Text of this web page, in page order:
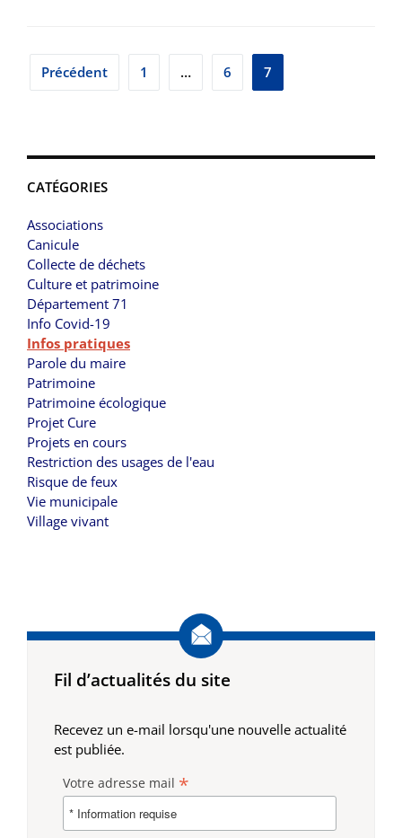
CATÉGORIES
Associations
Canicule
Collecte de déchets
Culture et patrimoine
Département 71
Info Covid-19
Infos pratiques
Parole du maire
Patrimoine
Patrimoine écologique
Projet Cure
Projets en cours
Restriction des usages de l'eau
Risque de feux
Vie municipale
Village vivant
Pagination
Précédent 1 … 6 7
Fil d’actualités du site
Recevez un e-mail lorsqu'une nouvelle actualité
est publiée.
Votre adresse mail *